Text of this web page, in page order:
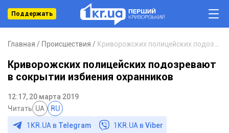
Поддержать
Главная Происшествия
Криворожских полицейских подозревают
в сокрытии избиения охранников
12:17, 20 марта 2019
Читать UA RU
1KR.UA в Telegram 1KR.UA вViber